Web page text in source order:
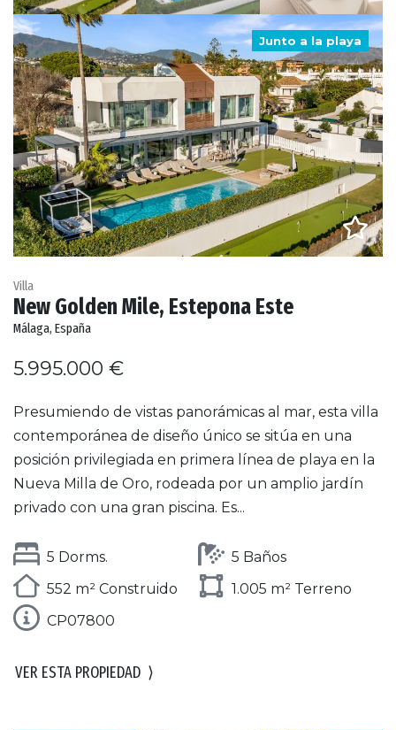
Junto a la playa
Villa
New Golden Mile, Estepona Este
Málaga, España
5.995.000 €
Presumiendo de vistas panorámicas al mar, esta villa
contemporánea de diseño único se sitúa en una
posición privilegiada en primera línea de playa en la
Nueva Milla de Oro, rodeada por un amplio jardín
privado con una gran piscina. Es...
5 Dorms.
5 Baños
552 m² Construido
1.005 m² Terreno
CP07800
VER ESTA PROPIEDAD ⟩